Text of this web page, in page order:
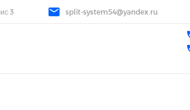
3 split-system54@yandex.ru